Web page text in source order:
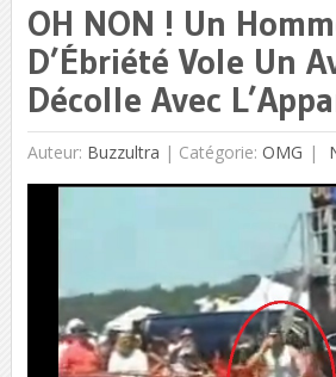
OH NON ! Un
D’Ébriété Vole Un
Décolle Avec
Auteur: Buzzultra | Catégorie: OMG